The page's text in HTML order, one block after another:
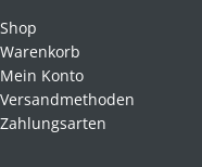
Shop
Warenkorb
Mein Konto
Versandmethoden
Zahlungsarten